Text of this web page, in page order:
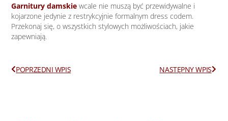
Garnitury damskie wcale nie muszą być przewidywalne i
kojarzone jedynie z restrykcyjnie formalnym dress codem.
Przekonaj się, o wszystkich stylowych możliwościach, jakie
zapewniają.
Prev
POPRZEDNI WPIS NASTĘPNY WPISNext